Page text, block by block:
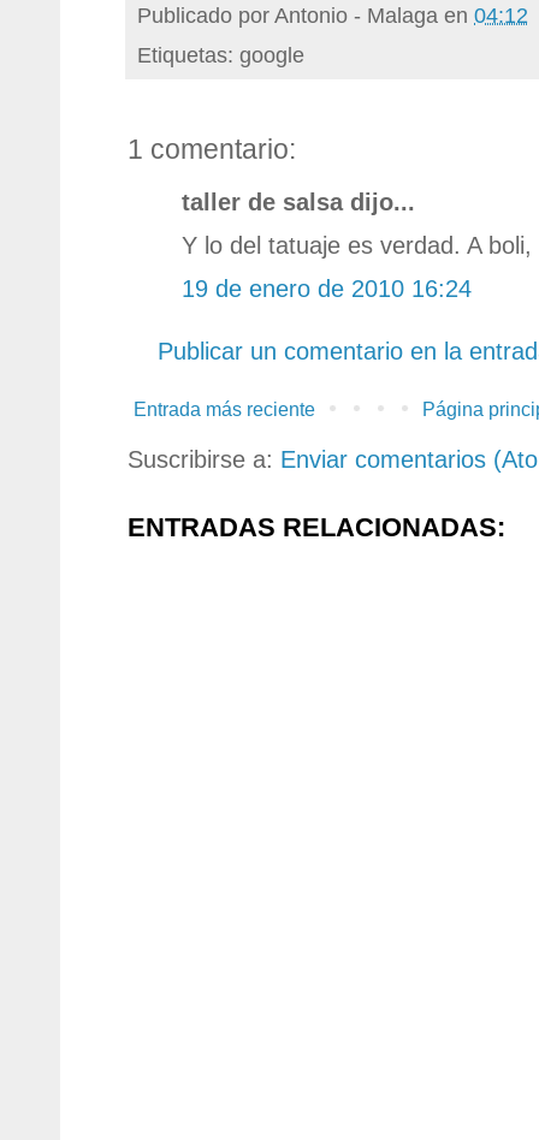
Publicado porAntonio - Malaga en 04:12
Etiquetas: google
1 comentario:
taller de salsa dijo...
Y lo del tatuaje es verdad. A
19 de enero de 2010 16:24
Publicar un comentario en la
Entrada más reciente Página
Suscribirse a: Enviar comentarios
ENTRADAS RELACIONADAS: